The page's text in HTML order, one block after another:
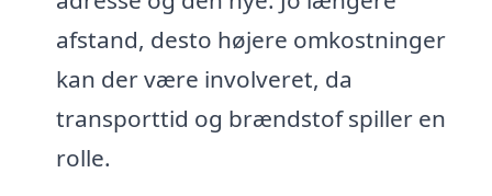
afstand, desto højere omkostninger
kan der være involveret, da
transporttid og brændstof spiller en
rolle.